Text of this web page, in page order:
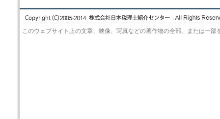
このウェブサイト上の文章、映像、写真などの著作物の全部、または一